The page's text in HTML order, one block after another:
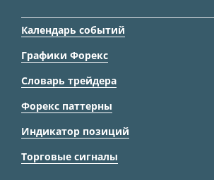
Календарь событий
Графики Форекс
Словарь трейдера
Форекс паттерны
Индикатор позиций
Торговые сигналы